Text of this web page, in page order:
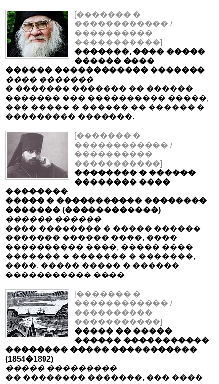
[������� �
������������ /
����������
�����������]
�������, ���� �����
������ ����
������ ������������ �������
���� �������
� ������� ������� �� ������
������� ��� ���������� �����,
��� ����� � ������ �� ������ �
��������� �������.
[������� �
������������ /
����������
�����������]
�������� � ������
�������� ����
��������
����� � ����������� ��������
������� (������������)
������ ������
���� �������� � ����� ������
������� ������ ����, ����
���������� ����, ����� ����
������� � ������� � �������,
����, ����� ����� � ������
����������� ����.
[������� �
������������ /
����������
�����������]
����� �� �����
������ �����������
�������� ����� �����������
(1854�1892)
����� ���������
�� �������� �������, ��� ����